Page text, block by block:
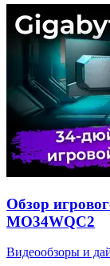
Обзор
MO34WQC2
Видеообзоры и